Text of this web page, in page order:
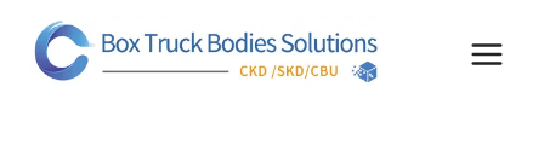
Inhalt
springen